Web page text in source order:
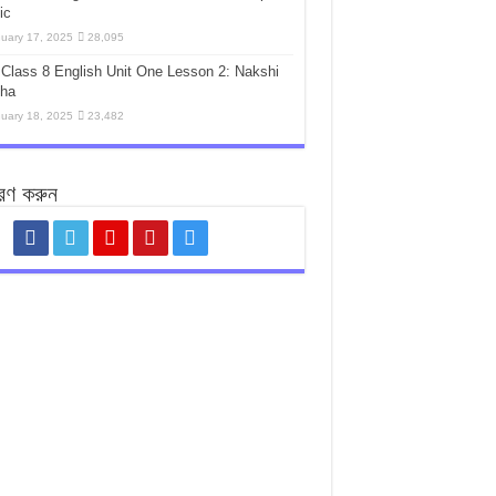
17, 2025 28,095
Class 8 English Unit One Lesson 2: Nakshi
18, 2025 23,482
করুন